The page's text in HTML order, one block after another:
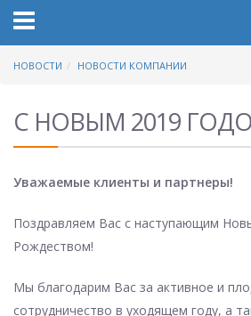
НОВОСТИ НОВОСТИ КОМПАНИИ
С НОВЫМ 2019
Уважаемые клиенты и партнеры!
Поздравляем Вас с наступающим
Рождеством!
Мы благодарим Вас за активное и
сотрудничество в уходящем году, а